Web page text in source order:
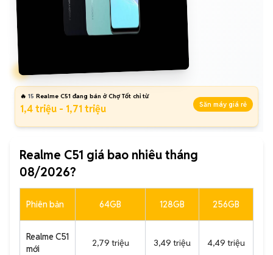
🔥 15 Realme C51 đang bán ở Chợ Tốt chỉ từ
1,4 triệu - 1,71 triệu Săn máy giá rẻ
Realme C51 giá bao nhiêu tháng
08/2026?
Phiên bản 64GB 128GB 256GB
Realme C51
mới
2,79 triệu 3,49 triệu 4,49 triệu